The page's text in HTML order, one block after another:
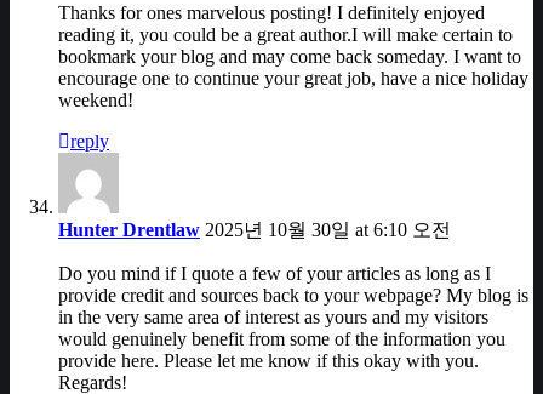
Thanks for ones marvelous posting! I definitely enjoyed
reading it, you could be a great author.I will make certain to
bookmark your blog and may come back someday. I want to
encourage one to continue your great job, have a nice holiday
weekend!
reply
Hunter Drentlaw 2025년 10월 30일 at 6:10 오전
Do you mind if I quote a few of your articles as long as I
provide credit and sources back to your webpage? My blog is
in the very same area of interest as yours and my visitors
would genuinely benefit from some of the information you
provide here. Please let me know if this okay with you.
Regards!